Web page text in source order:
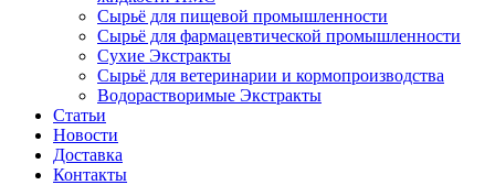
Сырьё для пищевой промышленности
Сырьё для фармацевтической промышленности
Сухие Экстракты
Сырьё для ветеринарии и кормопроизводства
Водорастворимые Экстракты
Статьи
Новости
Доставка
Контакты